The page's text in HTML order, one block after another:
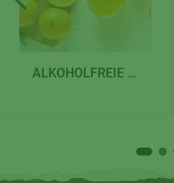
ALKOHOLFREIE GETRÄNKE